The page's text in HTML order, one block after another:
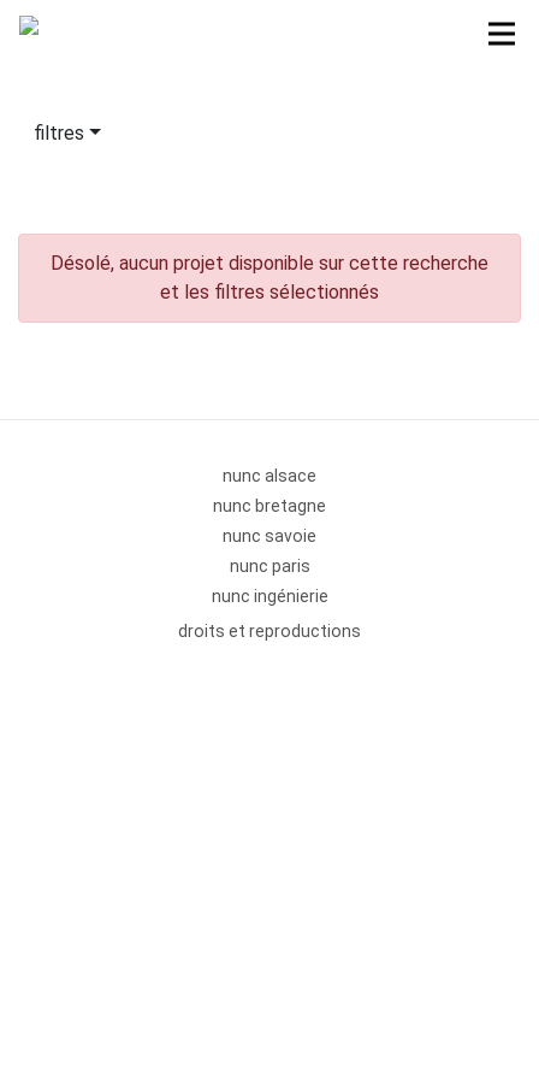
filtres
Désolé, aucun projet disponible sur cette recherche
et les filtres sélectionnés
nunc alsace
nunc bretagne
nunc savoie
nunc paris
nunc ingénierie
droits et reproductions